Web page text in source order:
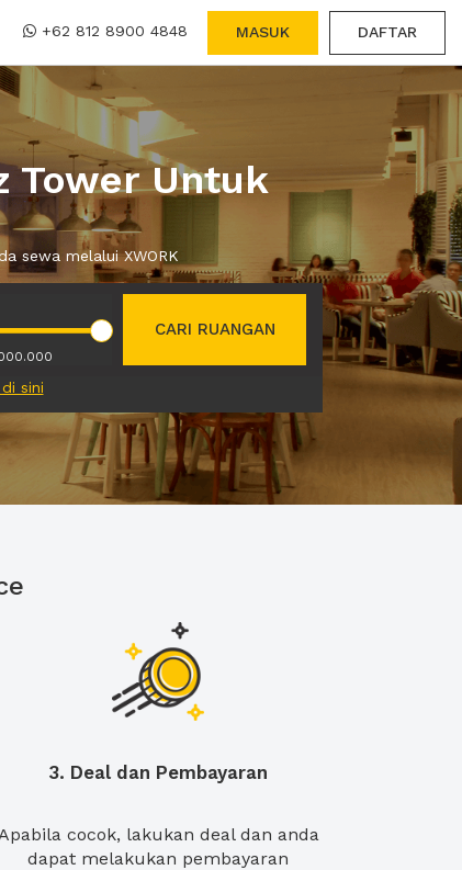
+62 812 8900 4848 MASUK DAFTAR
Tower Untuk
sewa melalui XWORK
CARI RUANGAN
sini
3. Deal dan Pembayaran
cocok, lakukan deal dan anda
dapat melakukan pembayaran